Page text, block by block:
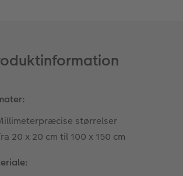
størrelser
20 x 20 cm til 100 x 150 cm